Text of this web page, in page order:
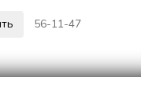
56-11-47